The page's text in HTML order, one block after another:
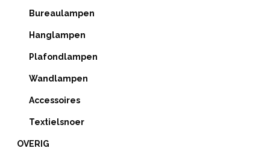
Bureaulampen
Hanglampen
Plafondlampen
Wandlampen
Accessoires
Textielsnoer
OVERIG